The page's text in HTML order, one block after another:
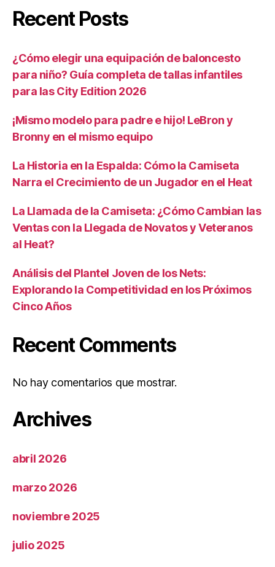
Recent Posts
¿Cómo elegir una equipación de baloncesto
para niño? Guía completa de tallas infantiles
para las City Edition 2026
¡Mismo modelo para padre e hijo! LeBron y
Bronny en el mismo equipo
La Historia en la Espalda: Cómo la Camiseta
Narra el Crecimiento de un Jugador en el Heat
La Llamada de la Camiseta: ¿Cómo Cambian las
Ventas con la Llegada de Novatos y Veteranos
al Heat?
Análisis del Plantel Joven de los Nets:
Explorando la Competitividad en los Próximos
Cinco Años
Recent Comments
No hay comentarios que mostrar.
Archives
abril 2026
marzo 2026
noviembre 2025
julio 2025